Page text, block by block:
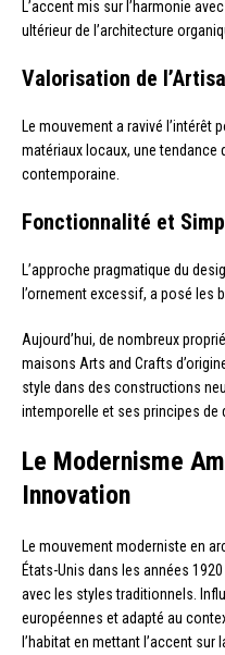
L’accent mis sur l’harmonie
ultérieur de l’architecture
Valorisation de
Le mouvement a ravivé l’intérêt
matériaux locaux, une tendance
contemporaine.
Fonctionnalité et
L’approche pragmatique du
l’ornement excessif, a posé les
Aujourd’hui, de nombreux
maisons Arts and Crafts
style dans des constructions
intemporelle et ses principes de
Le Modernisme
Innovation
Le mouvement moderniste en
États-Unis dans les années
avec les styles traditionnels.
européennes et adapté au
l’habitat en mettant l’accent